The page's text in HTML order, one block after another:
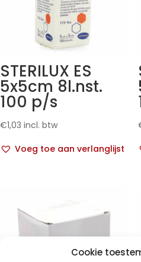
Cookie
STERILUX ES
5x5cm 8l.nst.
100 p/s
€1,03 incl. btw
Voeg toe aan verlanglijst